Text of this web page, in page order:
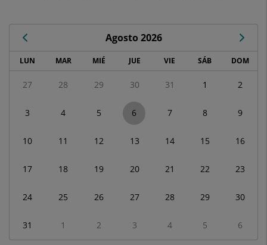
Agosto 2026
Calendario
Eventos
correspondiente
agosto
LUN MAR MIÉ JUE VIE SÁB DOM
27 28 29 30 31 1 2
3 4 5 6 7 8 9
10 11 12 13 14 15 16
17 18 19 20 21 22 23
24 25 26 27 28 29 30
31 1 2 3 4 5 6